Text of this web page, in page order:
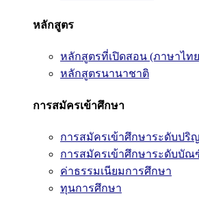
หลักสูตร
หลักสูตรที่เปิดสอน (ภาษาไท
หลักสูตรนานาชาติ
การสมัครเข้าศึกษา
การสมัครเข้าศึกษาระดับป
การสมัครเข้าศึกษาระดับบั
ค่าธรรมเนียมการศึกษา
ทุนการศึกษา